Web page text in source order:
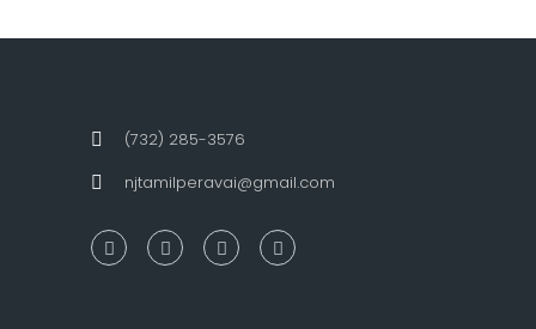
(732) 285-3576
njtamilperavai@gmail.com